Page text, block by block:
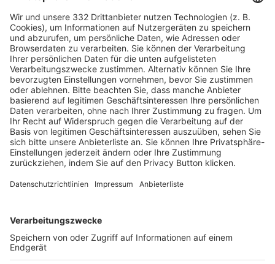
HÄUFIG BESUCHTE SEITEN
Pässe und Vereinswechsel
Trainerausbildung
Schulungsangebot Vereinsmitarbeiter
BFV-Geschäftsstellen
Trainerbörse
Login SpielPlus
FOLGE DEM BFV
TOP-VEREINE